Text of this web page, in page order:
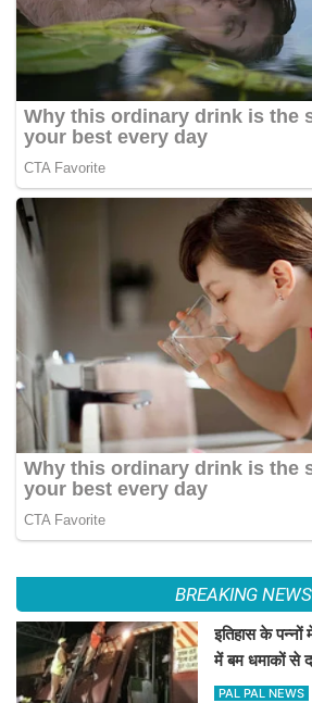
BREAKING NEWS
इतिहास के
में बम धमाकों से
PAL PAL NEWS